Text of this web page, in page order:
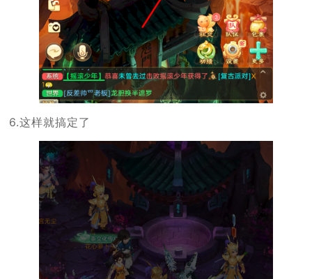
6.这样就搞定了